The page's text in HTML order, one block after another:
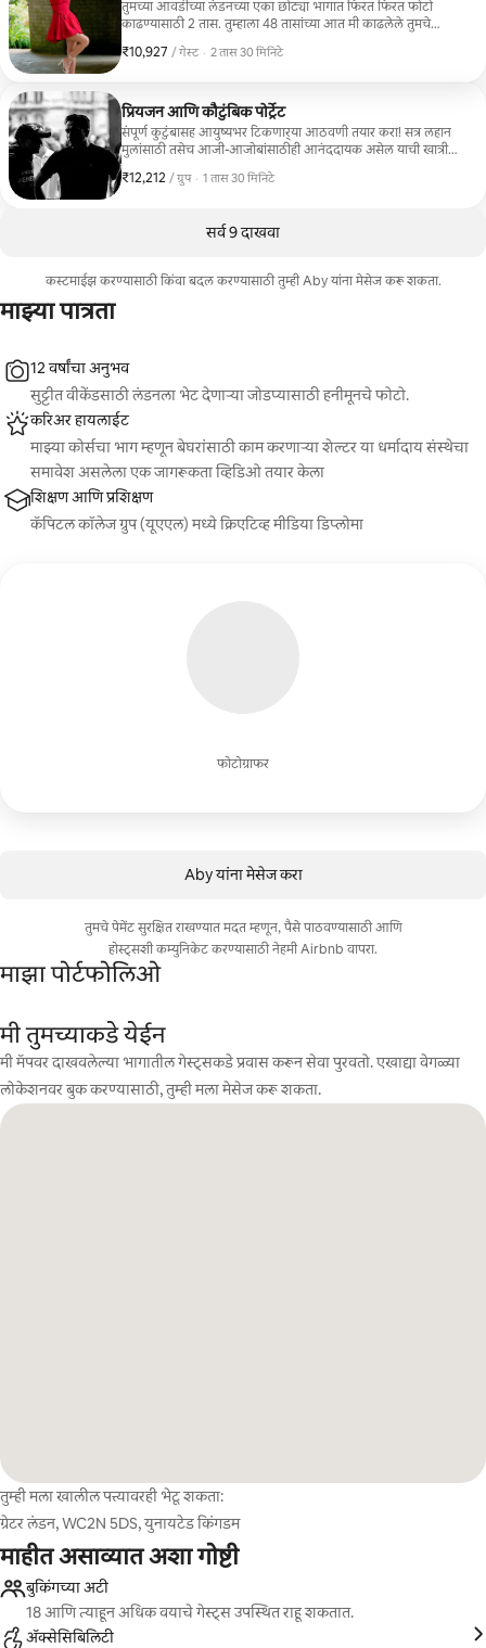
तुमच्या आवडीच्या लंडनच्या एका छोट्या भागात फिरत फिरत फोटो
काढण्यासाठी 2 तास. तुम्हाला 48 तासांच्या आत मी काढलेले तुमचे
₹10,927 / गेस्ट
₹10,927 प्रति गेस्ट
, · 2 तास 30 मिनिटे
प्रियजन आणि कौटुंबिक पोर्ट्रेट
संपूर्ण कुटुंबासह आयुष्यभर टिकणार्‍या आठवणी तयार करा! सत्र लहान
मुलांसाठी तसेच आजी-आजोबांसाठीही आनंददायक असेल याची खात्री
पार्कमध्ये बदकांना खायला घालणे किंवा साउथ केनसिंग्टनच्या
खऱ्या हसण्यावर मी लक्ष केंद्रित करेन. कोणताही ताण नाही, मी तुमच्या
एकत्र गुणवत्तापूर्ण वेळ घालवा.
₹12,212 / ग्रुप
₹12,212, प्रति ग्रुप
, · 1 तास 30 मिनिटे
सर्व 9 दाखवा
कस्टमाईझ करण्यासाठी किंवा बदल करण्यासाठी तुम्ही Aby यांना मेसेज करू शकता.
माझ्या पात्रता
फोटोग्राफर
12 वर्षांचा अनुभव
सुट्टीत वीकेंडसाठी लंडनला भेट देणाऱ्या जोडप्यासाठी हनीमूनचे फोटो.
करिअर हायलाईट
माझ्या कोर्सचा भाग म्हणून बेघरांसाठी काम करणाऱ्या शेल्टर या धर्मादाय संस्थेचा
समावेश असलेला एक जागरूकता व्हिडिओ तयार केला
शिक्षण आणि प्रशिक्षण
कॅपिटल कॉलेज ग्रुप (यूएएल) मध्ये क्रिएटिव्ह मीडिया डिप्लोमा
Aby यांना मेसेज करा
तुमचे पेमेंट सुरक्षित राखण्यात मदत म्हणून, पैसे पाठवण्यासाठी आणि
होस्ट्सशी कम्युनिकेट करण्यासाठी नेहमी Airbnb वापरा.
माझा पोर्टफोलिओ
मी तुमच्याकडे येईन
मी मॅपवर दाखवलेल्या भागातील गेस्ट्सकडे प्रवास करून सेवा पुरवतो. एखाद्या वेगळ्या
लोकेशनवर बुक करण्यासाठी, तुम्ही मला मेसेज करू शकता.
तुम्ही मला खालील पत्त्यावरही भेटू शकता:
ग्रेटर लंडन, WC2N 5DS, युनायटेड किंगडम
माहीत असाव्यात अशा गोष्टी
बुकिंगच्या अटी
18 आणि त्याहून अधिक वयाचे गेस्ट्स उपस्थित राहू शकतात.
ॲक्सेसिबिलिटी